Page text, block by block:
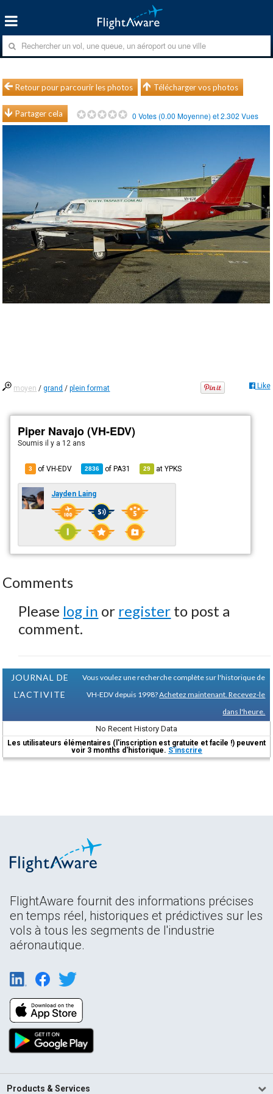
Retour pour parcourir les photos Télécharger vos photos
Partager cela 0 Votes (0.00 Moyenne) et2.302 Vues
moyen /grand /plein format Like
Piper Navajo (VH-EDV)
Soumisil y a 12 ans
3 of VH-EDV 2836 ofPA31 29 atYPKS
Jayden Laing
Comments
Please log in or register to post a
comment.
JOURNAL DE
L'ACTIVITE
Vous voulez une recherche complète sur l'historique de
VH-EDV depuis 1998?Achetez maintenant. Recevez-le
dans l'heure.
No Recent History Data
Les utilisateurs élémentaires (l'inscription est gratuite et facile !) peuvent
voir 3 months d'historique. S'inscrire
FlightAware fournit des informations précises
en temps réel, historiques et prédictives sur les
vols à tous les segments de l'industrie
aéronautique.
Products & Services